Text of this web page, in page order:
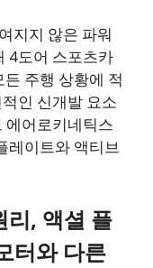
지지 않은 파워
4도어 스포츠카
주행 상황에 적
인 신개발 요소
에어로키네틱스
레이트와 액티브
리, 액셜 플
터와 다른